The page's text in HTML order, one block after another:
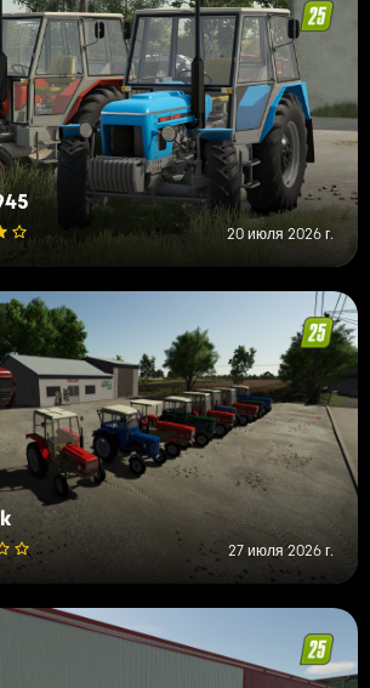
20 июля 2026 г.
27 июля 2026 г.